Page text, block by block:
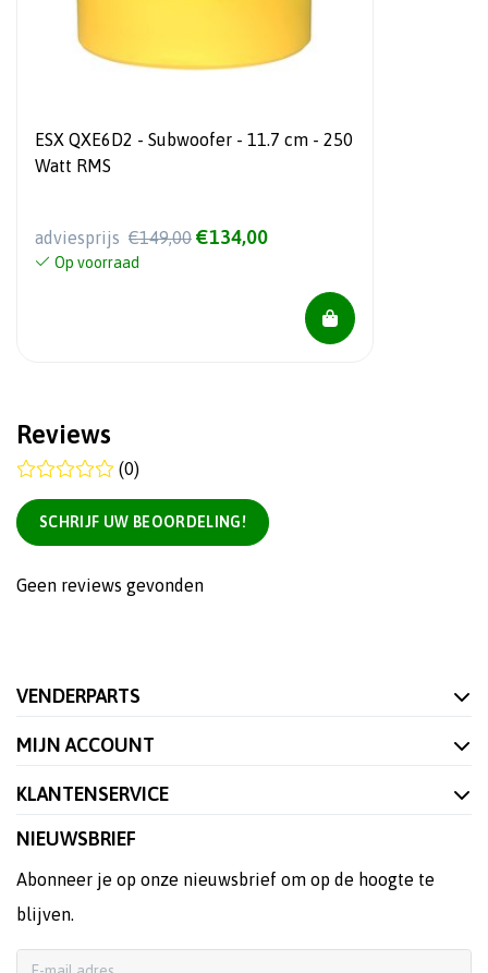
ESX QXE6D2 - Subwoofer - 11.7 cm - 250
Watt RMS
adviesprijs €149,00 €134,00
Op voorraad
Reviews
(0)
SCHRIJF UW BEOORDELING!
Geen reviews gevonden
VENDERPARTS
MIJN ACCOUNT
KLANTENSERVICE
NIEUWSBRIEF
Abonneer je op onze nieuwsbrief om op de hoogte te
blijven.